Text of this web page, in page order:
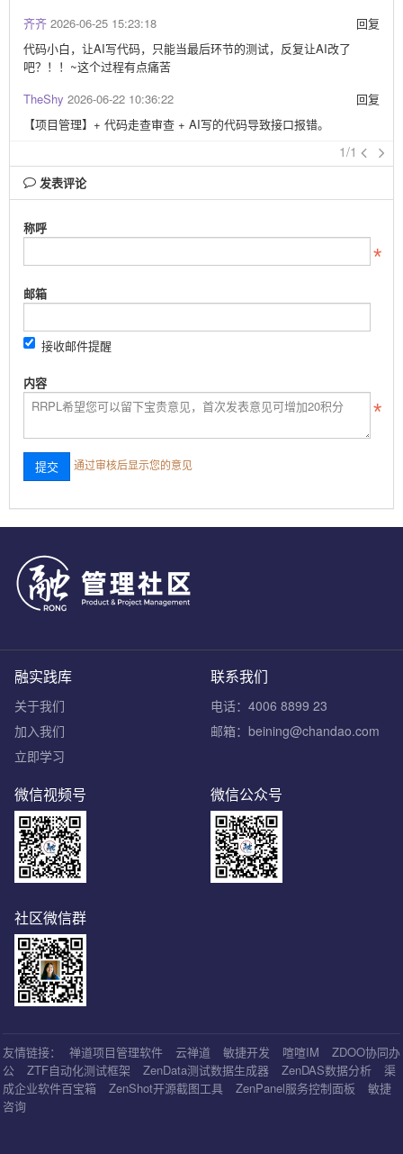
齐齐 2026-06-25 15:23:18
回复
代码小白，让AI写代码，只能当最后环节的测试，反复让AI改了
吧？！！~这个过程有点痛苦
TheShy 2026-06-22 10:36:22
回复
【项目管理】+ 代码走查审查 + AI写的代码导致接口报错。
1/1
发表评论
称呼
邮箱
接收邮件提醒
内容
通过审核后显示您的意见
联系我们
电话：4006 8899 23
邮箱：beining@chandao.com
融实践库
关于我们
加入我们
立即学习
微信公众号
微信视频号
社区微信群
友情链接： 禅道项目管理软件 云禅道 敏捷开发 喧喧IM
ZDOO协同办
公
ZTF自动化测试框架 ZenData测试数据生成器 ZenDAS数据分析
渠
成企业软件百宝箱
ZenShot开源截图工具 ZenPanel服务控制面板
敏捷
咨询